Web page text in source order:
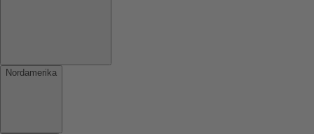
Nordamerika